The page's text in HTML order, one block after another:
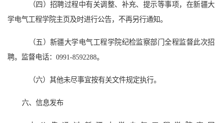
（四）招聘过程中有关调整、补充、提示等事项，在新疆大
学电气工程学院主页及时进行公告，不再另行通知。
（五）新疆大学电气工程学院纪检监察部门全程监督此次招
聘。监督电话：0991-8592288。
（六）其他未尽事宜按有关文件规定执行。
六、信息发布